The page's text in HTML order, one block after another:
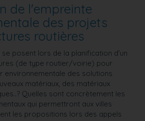
de l'empreinte
des projets
routières
se posent lors de la planification d'un
(de type routier/voirie) pour
environnementale des solutions
matériaux, des matériaux
Quelles sont concrètement les
qui permettront aux villes
les propositions lors des appels